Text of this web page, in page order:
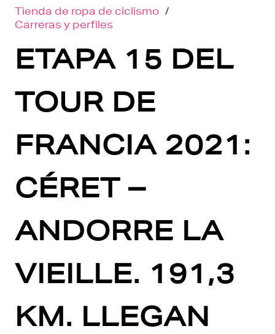
Tienda de ropa de ciclismo /
Carreras y perfiles
ETAPA 15 DEL
TOUR DE
FRANCIA 2021:
CÉRET –
ANDORRE LA
VIEILLE. 191,3
KM. LLEGAN